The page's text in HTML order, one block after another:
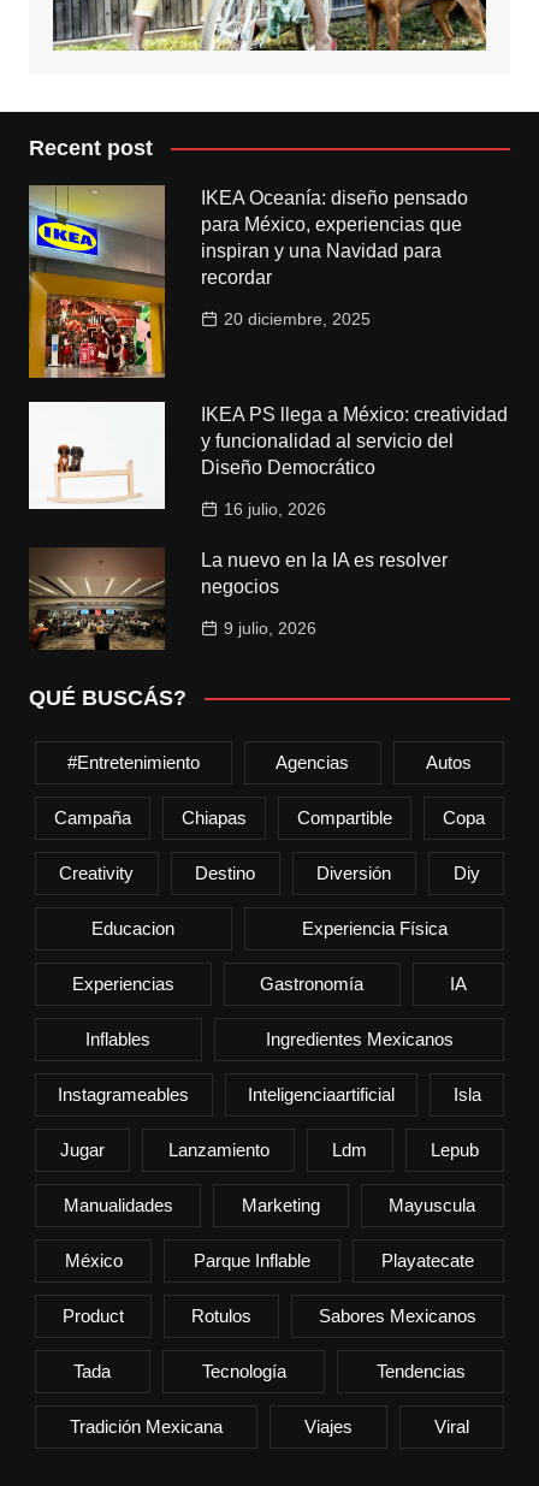
Recent post
IKEA Oceanía: diseño pensado
para México, experiencias que
inspiran y una Navidad para
recordar
20 diciembre, 2025
IKEA PS llega a México: creatividad
y funcionalidad al servicio del
Diseño Democrático
16 julio, 2026
La nuevo en la IA es resolver
negocios
9 julio, 2026
QUÉ BUSCÁS?
#entretenimiento Agencias Autos
Campaña Chiapas Compartible Copa
Creativity Destino Diversión Diy
Educacion Experiencia Física
Experiencias Gastronomía IA
Inflables Ingredientes Mexicanos
Instagrameables Inteligenciaartificial Isla
Jugar Lanzamiento Ldm Lepub
Manualidades Marketing Mayuscula
México Parque Inflable Playatecate
Product Rotulos Sabores Mexicanos
Tada Tecnología Tendencias
Tradición Mexicana Viajes Viral